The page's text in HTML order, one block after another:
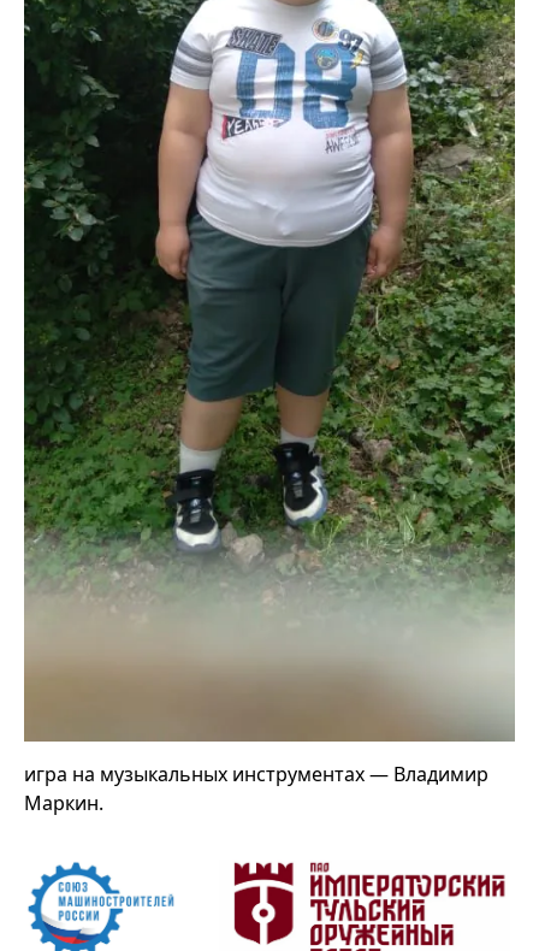
игра на музыкальных инструментах — Владимир
Маркин.